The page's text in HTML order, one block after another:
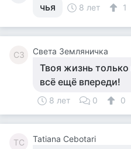
чья 8 лет 1
СЗ Света Земляничка
Твоя жизнь только
всё ещё впереди!
8 лет 0 0
TC Tatiana Cebotari